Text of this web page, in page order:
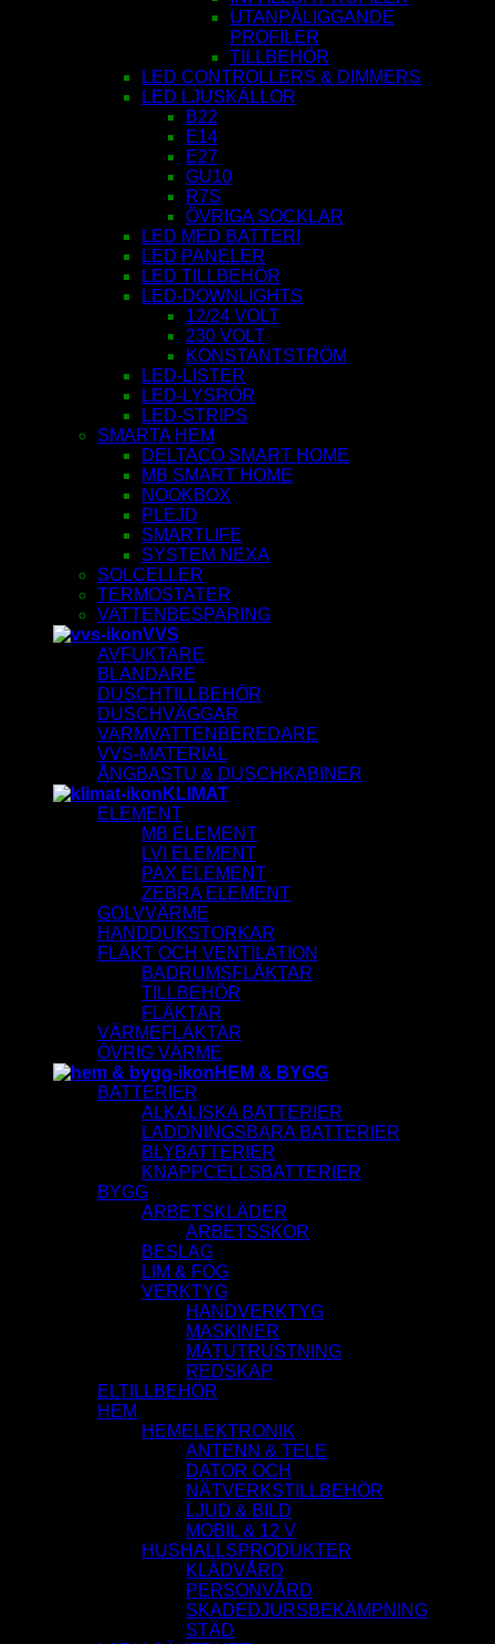
UTANPÅLIGGANDE
PROFILER
TILLBEHÖR
LED CONTROLLERS & DIMMERS
LED LJUSKÄLLOR
B22
E14
E27
GU10
R7S
ÖVRIGA SOCKLAR
LED MED BATTERI
LED PANELER
LED TILLBEHÖR
LED-DOWNLIGHTS
12/24 VOLT
230 VOLT
KONSTANTSTRÖM
LED-LISTER
LED-LYSRÖR
LED-STRIPS
SMARTA HEM
DELTACO SMART HOME
MB SMART HOME
NOOKBOX
PLEJD
SMARTLIFE
SYSTEM NEXA
SOLCELLER
TERMOSTATER
VATTENBESPARING
VVS
AVFUKTARE
BLANDARE
DUSCHTILLBEHÖR
DUSCHVÄGGAR
VARMVATTENBEREDARE
VVS-MATERIAL
ÅNGBASTU & DUSCHKABINER
KLIMAT
ELEMENT
MB ELEMENT
LVI ELEMENT
PAX ELEMENT
ZEBRA ELEMENT
GOLVVÄRME
HANDDUKSTORKAR
FLÄKT OCH VENTILATION
BADRUMSFLÄKTAR
TILLBEHÖR
FLÄKTAR
VÄRMEFLÄKTAR
ÖVRIG VÄRME
HEM & BYGG
BATTERIER
ALKALISKA BATTERIER
LADDNINGSBARA BATTERIER
BLYBATTERIER
KNAPPCELLSBATTERIER
BYGG
ARBETSKLÄDER
ARBETSSKOR
BESLAG
LIM & FOG
VERKTYG
HANDVERKTYG
MASKINER
MÄTUTRUSTNING
REDSKAP
ELTILLBEHÖR
HEM
HEMELEKTRONIK
ANTENN & TELE
DATOR OCH
NÄTVERKSTILLBEHÖR
LJUD & BILD
MOBIL & 12 V
HUSHALLSPRODUKTER
KLÄDVÅRD
PERSONVÅRD
SKADEDJURSBEKÄMPNING
STÄD